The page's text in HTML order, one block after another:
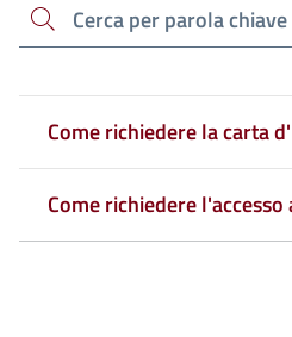
cerca
Come richiedere la carta
Come richiedere l'accesso